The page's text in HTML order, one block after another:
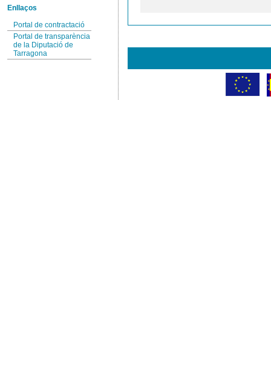
Enllaços
Portal de contractació
Portal de transparència
de la Diputació de
Tarragona